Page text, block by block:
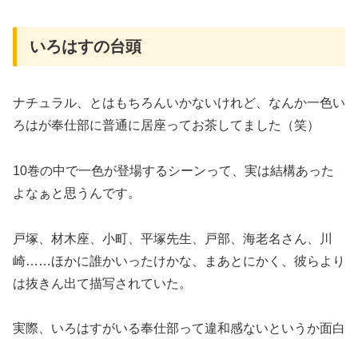
いろはすの台頭
ナチュラル、とはもちろんいかないけれど、なんか一色い
ろはが奉仕部に普通に居座ってお茶してました（笑）
10巻の中で一色が登場するシーンって、実は結構あった
よなぁと思うんです。
戸塚、材木座、小町、平塚先生、戸部、海老名さん、川
崎……ほかに誰かいったけかな、まあとにかく、彼らより
は抜きん出て描写されていた。
実際、いろはすがいる奉仕部って違和感ないというか面白